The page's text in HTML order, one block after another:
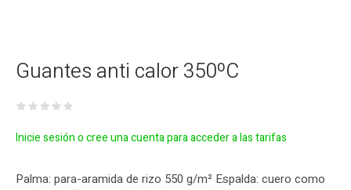
Guantes anti calor 350ºC
Inicie sesión o cree una cuenta para acceder a las tarifas
Palma: para-aramida de rizo 550 g/m² Espalda: cuero como